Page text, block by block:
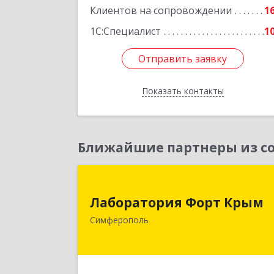
Клиентов на сопровождении
1С:Специалист
Отправить заявку
Показать контакты
Отправить заявку
Назад
Ближайшие партнеры из
Лаборатория Форт Крым
Симферополь
295034, Крым Респ, Симферополь г,
Киевская ул, дом № 79, оф.902